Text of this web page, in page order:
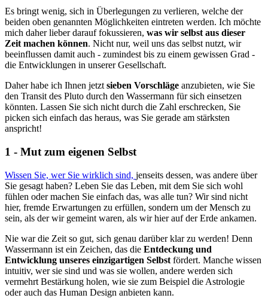
Es bringt wenig, sich in Überlegungen zu verlieren, welche der
beiden oben genannten Möglichkeiten eintreten werden. Ich möchte
mich daher lieber darauf fokussieren, was wir selbst aus dieser
Zeit machen können. Nicht nur, weil uns das selbst nutzt, wir
beeinflussen damit auch - zumindest bis zu einem gewissen Grad -
die Entwicklungen in unserer Gesellschaft.
Daher habe ich Ihnen jetzt sieben Vorschläge anzubieten, wie Sie
den Transit des Pluto durch den Wassermann für sich einsetzen
könnten. Lassen Sie sich nicht durch die Zahl erschrecken, Sie
picken sich einfach das heraus, was Sie gerade am stärksten
anspricht!
1 - Mut zum eigenen Selbst
Wissen Sie, wer Sie wirklich sind, jenseits dessen, was andere über
Sie gesagt haben? Leben Sie das Leben, mit dem Sie sich wohl
fühlen oder machen Sie einfach das, was alle tun? Wir sind nicht
hier, fremde Erwartungen zu erfüllen, sondern um der Mensch zu
sein, als der wir gemeint waren, als wir hier auf der Erde ankamen.
Nie war die Zeit so gut, sich genau darüber klar zu werden! Denn
Wassermann ist ein Zeichen, das die Entdeckung und
Entwicklung unseres einzigartigen Selbst fördert. Manche wissen
intuitiv, wer sie sind und was sie wollen, andere werden sich
vermehrt Bestärkung holen, wie sie zum Beispiel die Astrologie
oder auch das Human Design anbieten kann.